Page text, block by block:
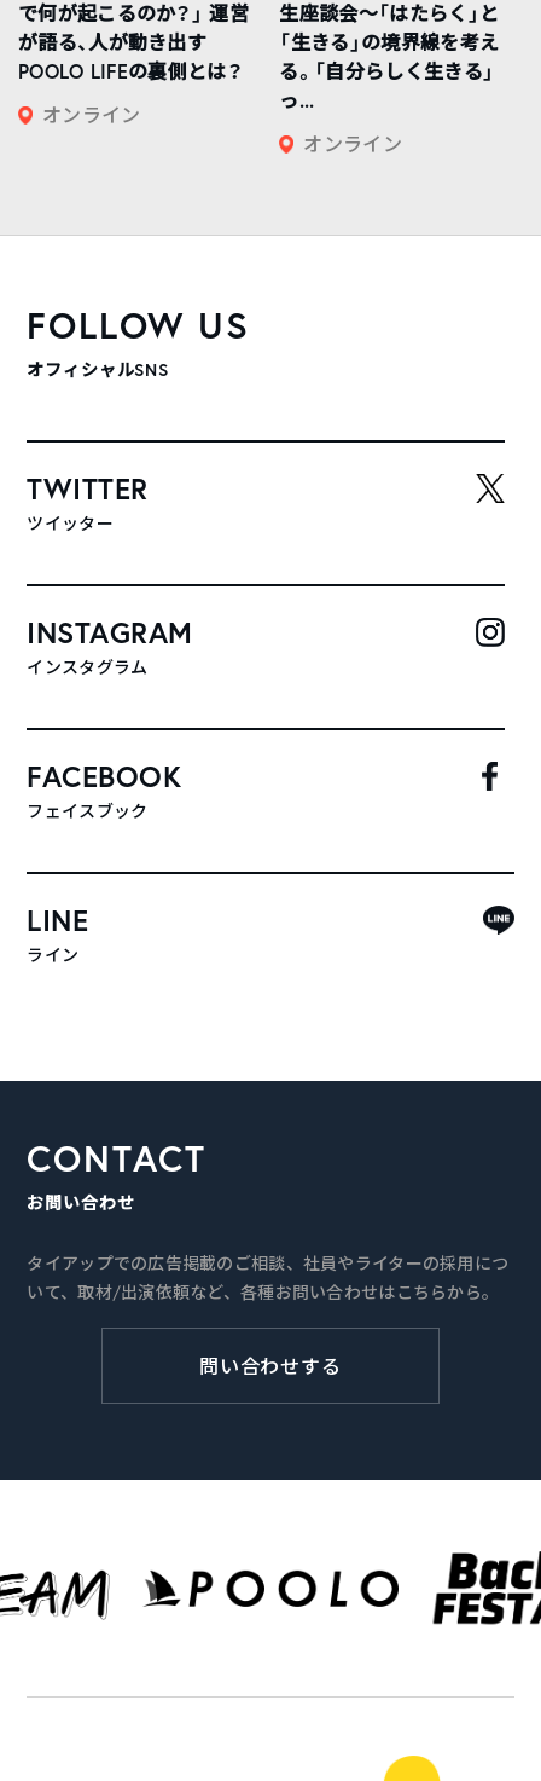
で何が起こるのか？」 運営
が語る、人が動き出す
POOLO LIFEの裏側とは？
オンライン
生座談会〜「はたらく」と
「生きる」の境界線を考え
る。「自分らしく生きる」
っ...
オンライン
FOLLOW US
オフィシャルSNS
TWITTER
ツイッター
INSTAGRAM
インスタグラム
FACEBOOK
フェイスブック
LINE
ライン
CONTACT
お問い合わせ
タイアップでの広告掲載のご相談、社員やライターの採用につ
いて、取材/出演依頼など、各種お問い合わせはこちらから。
問い合わせする